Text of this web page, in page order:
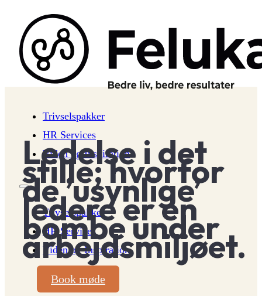
Trivselspakker
HR Services
Viden og Inspiration
Trivselspakker
HR Services
Viden og Inspiration
Book møde
Ledelse i det
stille; hvorfor
de ’usynlige’
ledere er en
bombe under
arbejdsmiljøet.